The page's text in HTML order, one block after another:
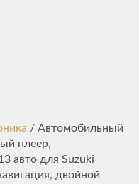
/ Автомобильный
плеер,
авто для Suzuki
двойной